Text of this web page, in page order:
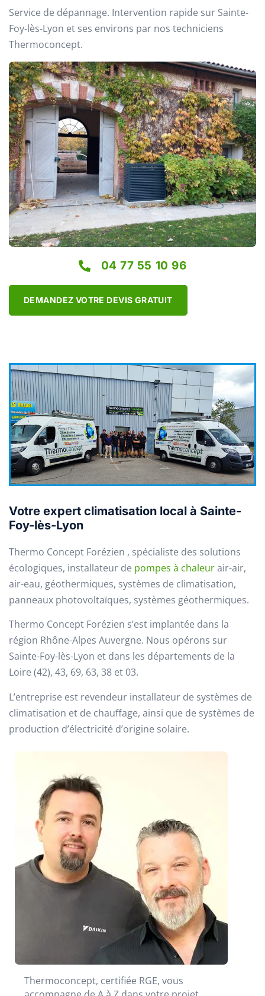
Service de dépannage. Intervention rapide sur Sainte-
Foy-lès-Lyon et ses environs par nos techniciens
Thermoconcept.
04 77 55 10 96
DEMANDEZ VOTRE DEVIS GRATUIT
Votre expert climatisation local à Sainte-
Foy-lès-Lyon
Thermo Concept Forézien , spécialiste des solutions
écologiques, installateur de pompes à chaleurair-air,
air-eau, géothermiques, systèmes de climatisation,
panneaux photovoltaïques, systèmes géothermiques.
Thermo Concept Forézien s’est implantée dans la
région Rhône-Alpes Auvergne. Nous opérons sur
Sainte-Foy-lès-Lyon et dans les départements de la
Loire (42), 43, 69, 63, 38 et 03.
L’entreprise est revendeur installateur de systèmes de
climatisation et de chauffage, ainsi que de systèmes de
production d’électricité d’origine solaire.
Thermoconcept, certifiée RGE, vous